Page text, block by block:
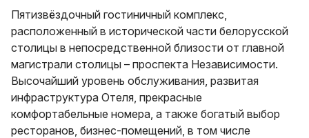
Пятизвёздочный гостиничный комплекс,
расположенный в исторической части белорусской
столицы в непосредственной близости от главной
магистрали столицы – проспекта Независимости.
Высочайший уровень обслуживания, развитая
инфраструктура Отеля, прекрасные
комфортабельные номера, а также богатый выбор
ресторанов, бизнес-помещений, в том числе